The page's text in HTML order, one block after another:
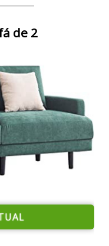
de 2